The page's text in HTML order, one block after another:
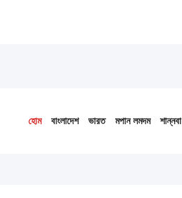
হোম বাংলাদেশ ভারত মপান লমদম শান্নবা